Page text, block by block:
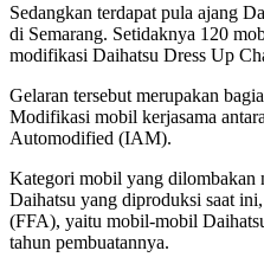
Sedangkan terdapat pula ajang
di Semarang. Setidaknya 120
modifikasi Daihatsu Dress Up
Gelaran tersebut merupakan
Modifikasi mobil kerjasama
Automodified (IAM).
Kategori mobil yang dilombakan
Daihatsu yang diproduksi saat
(FFA), yaitu mobil-mobil
tahun pembuatannya.